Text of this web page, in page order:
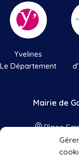
Yvelines
Le Département
Mairie de
Place
01 34 86